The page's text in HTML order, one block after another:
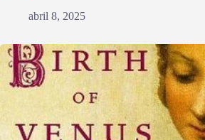
abril 8, 2025